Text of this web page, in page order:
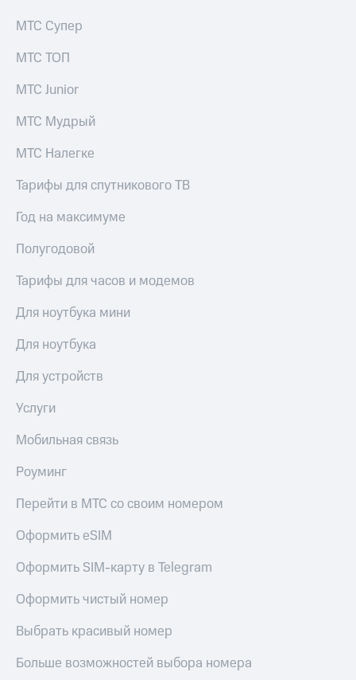
МТС Супер
МТС ТОП
МТС Junior
МТС Мудрый
МТС Налегке
Тарифы для спутникового ТВ
Год на максимуме
Полугодовой
Тарифы для часов и модемов
Для ноутбука мини
Для ноутбука
Для устройств
Услуги
Мобильная связь
Роуминг
Перейти в МТС со своим номером
Оформить eSIM
Оформить SIM-карту в Telegram
Оформить чистый номер
Выбрать красивый номер
Больше возможностей выбора номера